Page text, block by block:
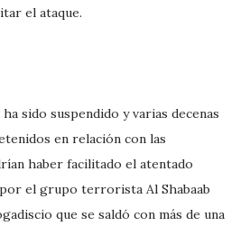
el ataque.
sido suspendido y varias decenas
en relación con las
haber facilitado el atentado
el grupo terrorista Al Shabaab
que se saldó con más de una